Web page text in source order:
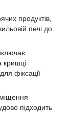
продуктів,
печі до
кришці
фіксації
підходить